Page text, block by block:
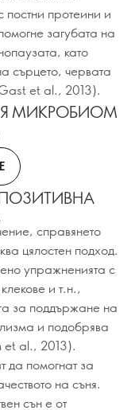
протеини и
загубата на
като
сърцето, червата
et al., 2013).
МИКРОБИОМ
справянето
цялостен подход.
упражненията с
и т.н.,
за поддържане на
и подобрява
et al., 2013).
да помогнат за
на съня.
сън е от